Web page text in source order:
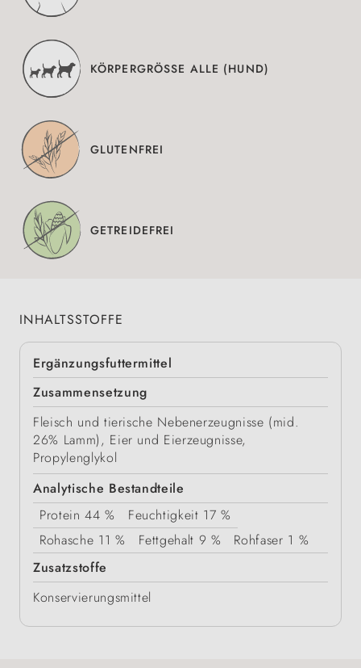
KÖRPERGRÖSSE ALLE (HUND)
GLUTENFREI
GETREIDEFREI
INHALTSSTOFFE
Ergänzungsfuttermittel
Zusammensetzung
Fleisch und tierische Nebenerzeugnisse (mid.
26% Lamm), Eier und Eierzeugnisse,
Propylenglykol
Analytische Bestandteile
Protein 44 % Feuchtigkeit 17 %
Rohasche 11 % Fettgehalt 9 % Rohfaser 1 %
Zusatzstoffe
Konservierungsmittel